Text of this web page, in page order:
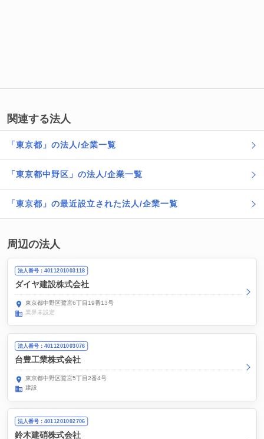
関連する法人
「東京都」の法人/企業一覧
「東京都中野区」の法人/企業一覧
「東京都」の最近設立された法人/企業一覧
周辺の法人
法人番号：4011201003118
ダイヤ建設株式会社
東京都中野区鷺宮6丁目19番13号
業界未設定
法人番号：4011201003076
台豊工業株式会社
東京都中野区鷺宮5丁目2番4号
建設
法人番号：4011201002706
鈴木建硝株式会社